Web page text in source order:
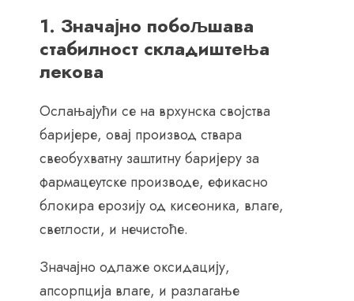
1. Значајно побољшава
стабилност складиштења
лекова
Ослањајући се на врхунска својства
баријере, овај производ ствара
свеобухватну заштитну баријеру за
фармацеутске производе, ефикасно
блокира ерозију од кисеоника, влаге,
светлости, и нечистоће.
Значајно одлаже оксидацију,
апсорпција влаге, и разлагање